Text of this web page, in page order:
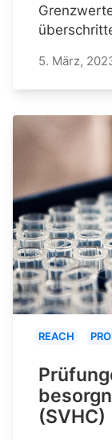
5. März,
REACH
(SVHC)